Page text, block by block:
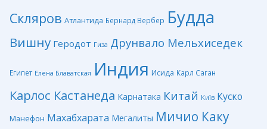
Скляров Атлантида Бернард Вербер Будда
Вишну Геродот Гиза Друнвало Мельхиседек
Египет Елена Блаватская Индия Исида Карл Саган
Карлос Кастанеда Карнатака Китай Київ Куско
Манефон Махабхарата Мегалиты Мичио Каку